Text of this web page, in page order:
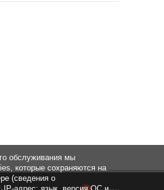
обслуживания мы
которые сохраняются на
(сведения о